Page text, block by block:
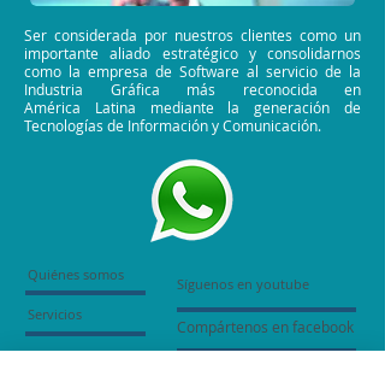
Ser considerada por nuestros clientes como un
importante aliado estratégico y consolidarnos
como la empresa de Software al servicio de la
Industria Gráfica más reconocida en
América Latina mediante la generación de
Tecnologías de Información y Comunicación.
Quiénes somos
Servicios
Capacitaciones
Síguenos en youtube
Compártenos en facebook